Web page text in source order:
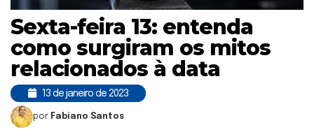
Sexta-feira 13: entenda
como surgiram os mitos
relacionados à data
13 de janeiro de 2023
por Fabiano Santos